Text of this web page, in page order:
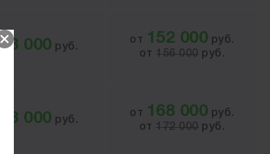
48 000 руб.
от 152 000 руб.
от 156 000 руб.
48 000 руб.
от 168 000 руб.
от 172 000 руб.